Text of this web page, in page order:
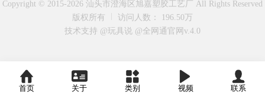
首页 关于 类别 视频 联系
Copyright © 2015-2026 汕头市澄海区旭嘉塑胶工艺厂 All Rights Reserved
版权所有
访问人数： 196.50万
技术支持 @玩具说 @全网通官网v.4.0